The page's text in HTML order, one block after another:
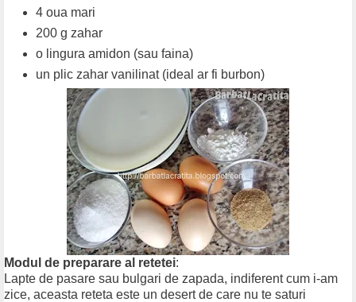
4 oua mari
200 g zahar
o lingura amidon (sau faina)
un plic zahar vanilinat (ideal ar fi burbon)
Modul de preparare al retetei:
Lapte de pasare sau bulgari de zapada, indiferent cum i-am
zice, aceasta reteta este un desert de care nu te saturi